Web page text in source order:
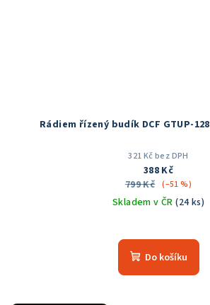
Rádiem řízený budík DCF GTUP-128
321 Kč bez DPH
388 Kč
799 Kč (–51 %)
Skladem v ČR(24 ks)
Do košíku